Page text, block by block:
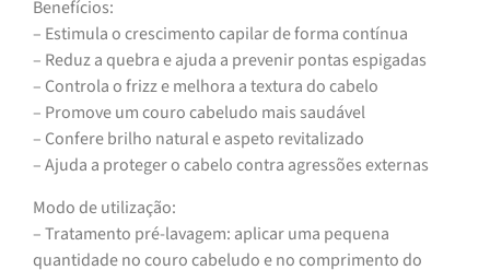
Benefícios:
– Estimula o crescimento capilar de forma contínua
– Reduz a quebra e ajuda a prevenir pontas espigadas
– Controla o frizz e melhora a textura do cabelo
– Promove um couro cabeludo mais saudável
– Confere brilho natural e aspeto revitalizado
– Ajuda a proteger o cabelo contra agressões externas
Modo de utilização:
– Tratamento pré-lavagem: aplicar uma pequena
quantidade no couro cabeludo e no comprimento do